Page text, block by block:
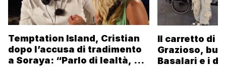
Temptation Island, Cristian
dopo l’accusa di tradimento
a Soraya: “Parlo di lealtà, ma
Il carretto di
Grazioso,
Basalari e i